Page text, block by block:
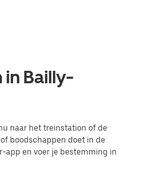
Bailly-
naar het treinstation of de
boodschappen doet in de
app en voer je bestemming in